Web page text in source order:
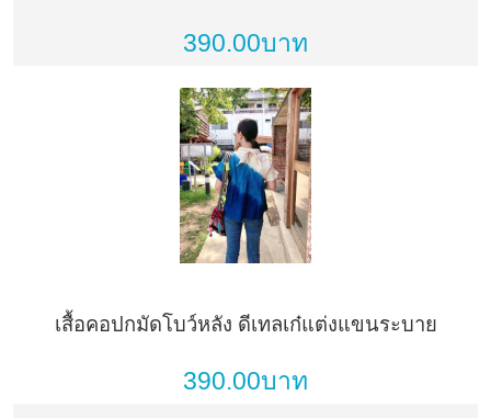
390.00บาท
เสื้อคอปกมัดโบว์หลัง ดีเทลเก๋แต่งแขนระบาย
390.00บาท